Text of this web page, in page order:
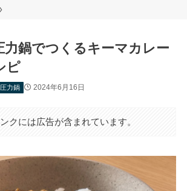
力鍋でつくるキーマカレー
ピ
力鍋 2024年6月16日
クには広告が含まれています。